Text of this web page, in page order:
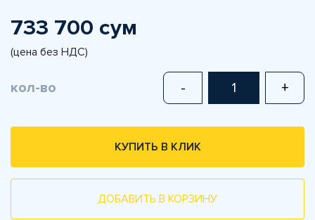
733 700 сум
(цена без НДС)
кол-во - +
КУПИТЬ В КЛИК
ДОБАВИТЬ В КОРЗИНУ